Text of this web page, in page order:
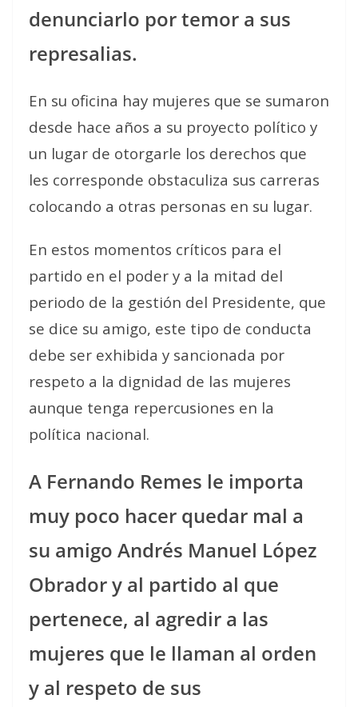
denunciarlo por temor a sus
represalias.
En su oficina hay mujeres que se sumaron
desde hace años a su proyecto político y
un lugar de otorgarle los derechos que
les corresponde obstaculiza sus carreras
colocando a otras personas en su lugar.
En estos momentos críticos para el
partido en el poder y a la mitad del
periodo de la gestión del Presidente, que
se dice su amigo, este tipo de conducta
debe ser exhibida y sancionada por
respeto a la dignidad de las mujeres
aunque tenga repercusiones en la
política nacional.
A Fernando Remes le importa
muy poco hacer quedar mal a
su amigo Andrés Manuel López
Obrador y al partido al que
pertenece, al agredir a las
mujeres que le llaman al orden
y al respeto de sus